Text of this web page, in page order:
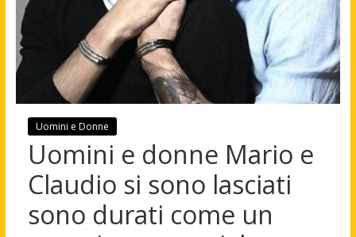
Uomini e Donne
Uomini e donne Mario e
Claudio si sono lasciati
sono durati come un